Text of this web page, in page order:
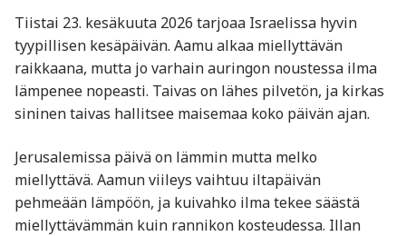
Tiistai 23. kesäkuuta 2026 tarjoaa Israelissa hyvin
tyypillisen kesäpäivän. Aamu alkaa miellyttävän
raikkaana, mutta jo varhain auringon noustessa ilma
lämpenee nopeasti. Taivas on lähes pilvetön, ja kirkas
sininen taivas hallitsee maisemaa koko päivän ajan.
Jerusalemissa päivä on lämmin mutta melko
miellyttävä. Aamun viileys vaihtuu iltapäivän
pehmeään lämpöön, ja kuivahko ilma tekee säästä
miellyttävämmän kuin rannikon kosteudessa. Illan